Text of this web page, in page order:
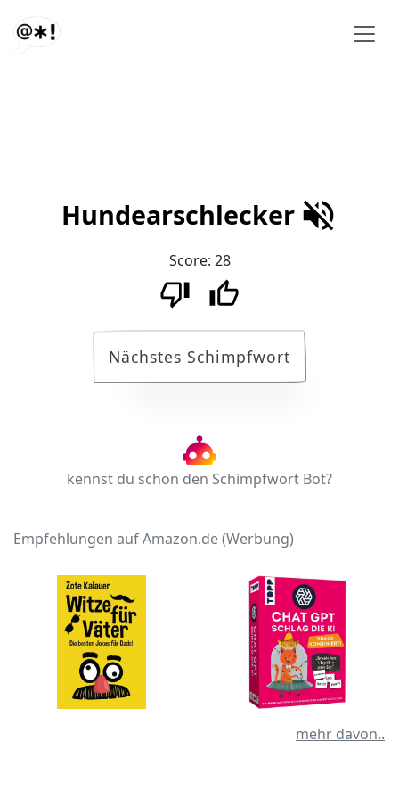
Hundearschlecker
Score: 28
Nächstes Schimpfwort
kennst du schon den Schimpfwort Bot?
Empfehlungen auf Amazon.de (Werbung)
mehr davon..